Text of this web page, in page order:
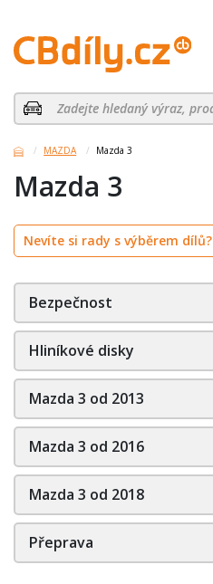
MAZDA Mazda 3
Mazda 3
Nevíte si rady s výběrem dílů?
Bezpečnost
Hliníkové disky
Mazda 3 od 2013
Mazda 3 od 2016
Mazda 3 od 2018
Přeprava